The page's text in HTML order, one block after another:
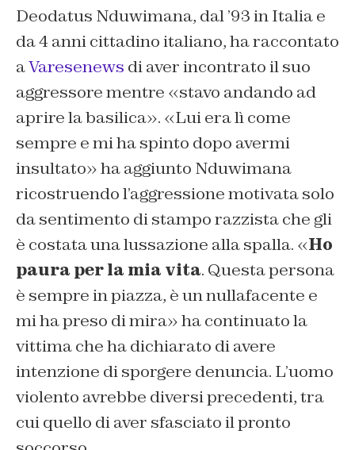
Deodatus Nduwimana, dal ’93 in Italia e
da 4 anni cittadino italiano, ha raccontato
aVaresenews di aver incontrato il suo
aggressore mentre «stavo andando ad
aprire la basilica». «Lui era lì come
sempre e mi ha spinto dopo avermi
insultato» ha aggiunto Nduwimana
ricostruendo l’aggressione motivata solo
da sentimento di stampo razzista che gli
è costata una lussazione alla spalla. «Ho
paura per la mia vita. Questa persona
è sempre in piazza, è un nullafacente e
mi ha preso di mira» ha continuato la
vittima che ha dichiarato di avere
intenzione di sporgere denuncia. L’uomo
violento avrebbe diversi precedenti, tra
cui quello di aver sfasciato il pronto